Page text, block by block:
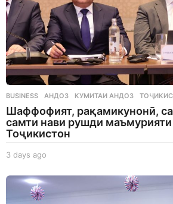
BUSINESS АНДОЗ ,КУМИТАИ АНДОЗ ,
Шаффофият, рақамикунонӣ,
самти нави рушди
Тоҷикистон
3 days ago
a